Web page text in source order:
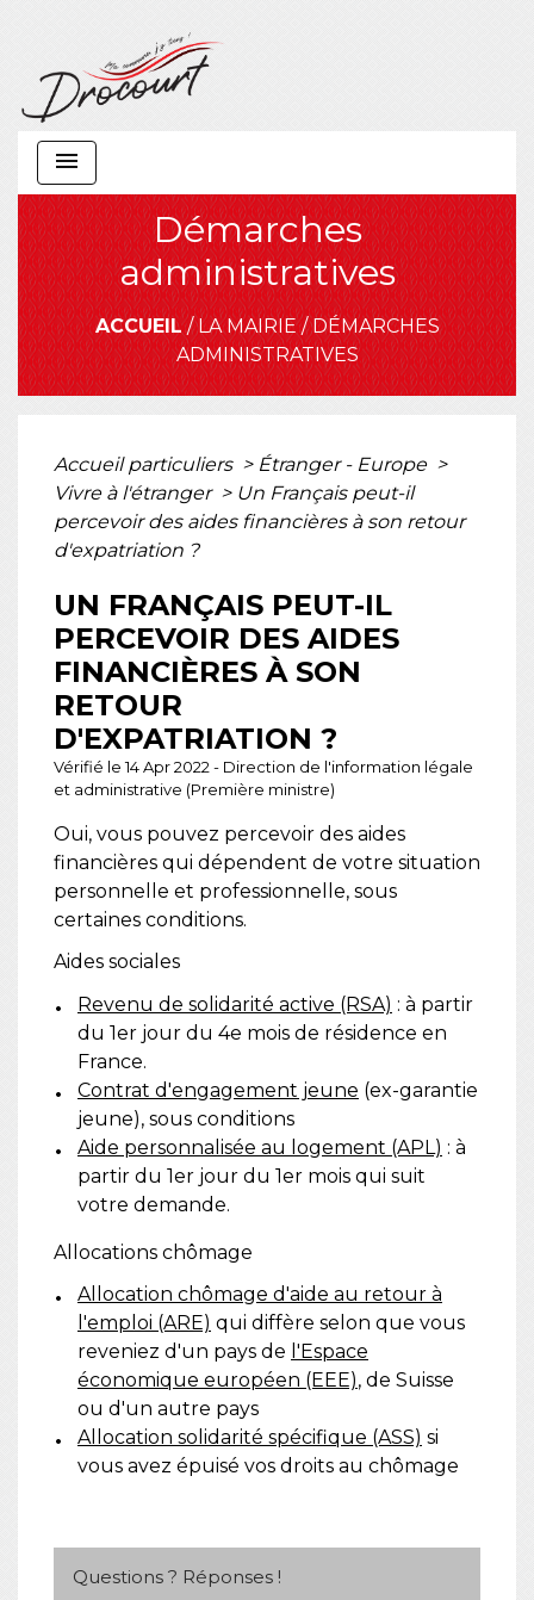
menu
Démarches
administratives
ACCUEIL/LA MAIRIE/DÉMARCHES
ADMINISTRATIVES
Accueil particuliers > Étranger - Europe >
Vivre à l'étranger > Un Français peut-il
percevoir des aides financières à son retour
d'expatriation ?
UN FRANÇAIS PEUT-IL
PERCEVOIR DES AIDES
FINANCIÈRES À SON
RETOUR
D'EXPATRIATION ?
Vérifié le 14 Apr 2022 - Direction de l'information légale
et administrative (Première ministre)
Oui, vous pouvez percevoir des aides
financières qui dépendent de votre situation
personnelle et professionnelle, sous
certaines conditions.
Aides sociales
Revenu de solidarité active (RSA) : à partir
du 1er jour du 4e mois de résidence en
France.
Contrat d'engagement jeune (ex-garantie
jeune), sous conditions
Aide personnalisée au logement (APL) : à
partir du 1er jour du 1er mois qui suit
votre demande.
Allocations chômage
Allocation chômage d'aide au retour à
l'emploi (ARE) qui diffère selon que vous
reveniez d'un pays de l'Espace
économique européen (EEE), de Suisse
ou d'un autre pays
Allocation solidarité spécifique (ASS) si
vous avez épuisé vos droits au chômage
Questions ? Réponses !